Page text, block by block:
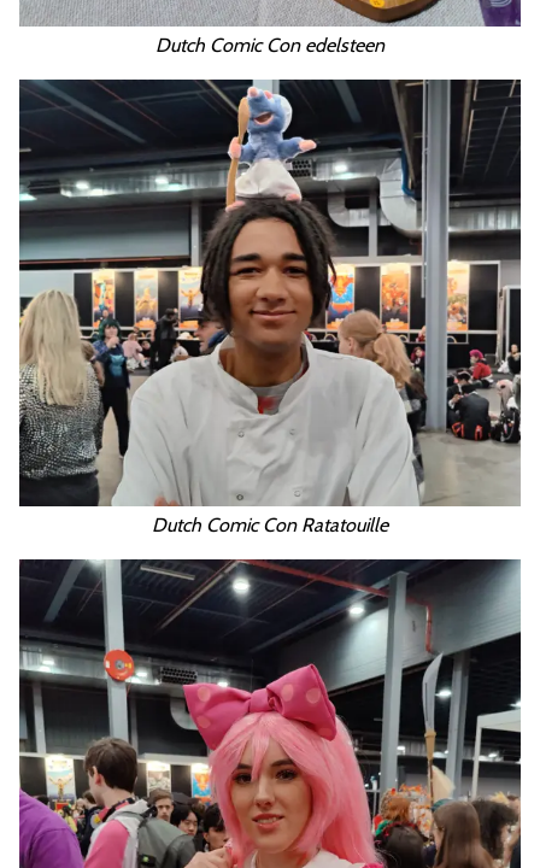
Dutch Comic Con edelsteen
Dutch Comic Con Ratatouille